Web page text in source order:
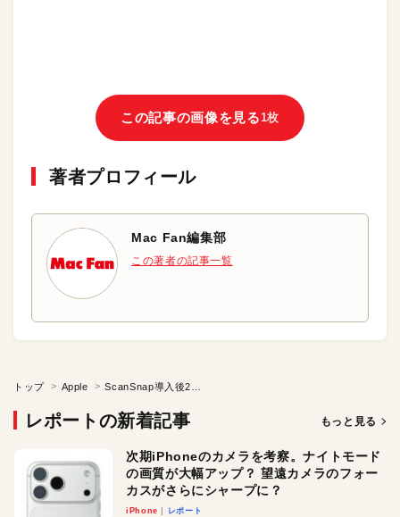
この記事の画像を見る1枚
著者プロフィール
Mac Fan編集部
この著者の記事一覧
トップ Apple
レポートの新着記事 もっと見る
次期iPhoneのカメラを考察。ナイトモード
の画質が大幅アップ？ 望遠カメラのフォー
カスがさらにシャープに？
iPhone レポート